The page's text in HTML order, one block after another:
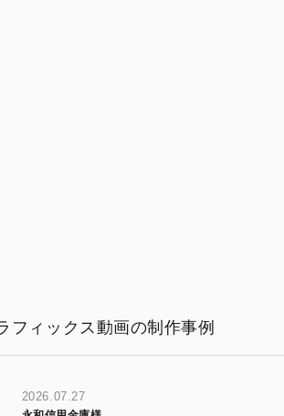
フィックス動画の制作事例
2026.07.27